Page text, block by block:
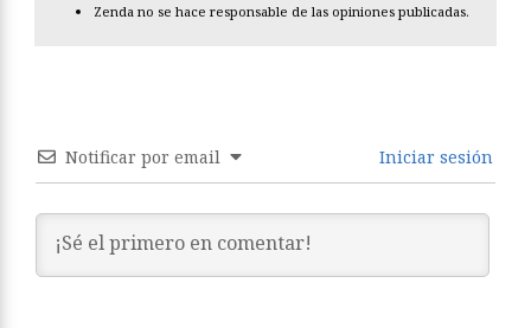
Zenda no se hace responsable de las opiniones publicadas.
Notificar por email Iniciar sesión